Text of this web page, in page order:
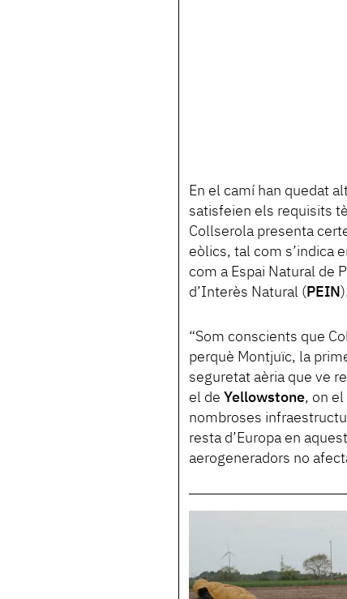
En el camí han quedat
satisfeien els requisits
Collserola presenta
eòlics, tal com s’indica
com a Espai Natural de
d’Interès Natural ( PEIN ).
“Som conscients que
perquè Montjuïc, la
seguretat aèria que ve
el de Yellowstone, on
nombroses
resta d’Europa en
aerogeneradors no